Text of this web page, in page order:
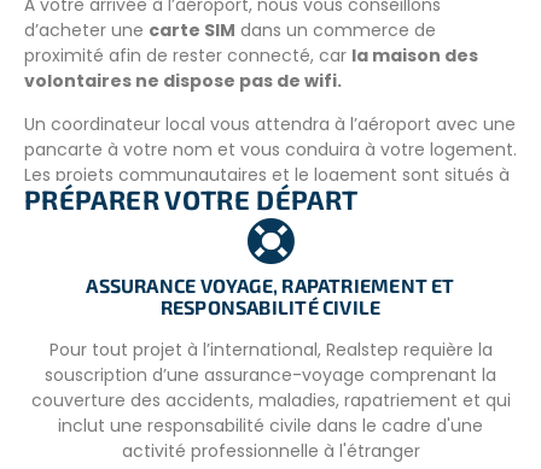
À votre arrivée à l’aéroport, nous vous conseillons
d’acheter une carte SIM dans un commerce de
proximité afin de rester connecté, car la maison des
volontaires ne dispose pas de wifi.
Un coordinateur local vous attendra à l’aéroport avec une
pancarte à votre nom et vous conduira à votre logement.
Les projets communautaires et le logement sont situés à
Stone Town, à environ 30 min de l’aéroport.
Repos le dimanche et cours d’initiation au Swahili dès le
lundi matin avec une visite guidée des environs et une
présentation de l’emploi du temps et du projet. Ce sera
l’occasion de rencontrer l’équipe locale et tous les
volontaires.
Pensez à réaliser votre démarche en ligne pour
l’assurance voyage obligatoireZINC, pour gagner du
temps à l’aéroport.
PRÉPARER VOTRE DÉPART
ASSURANCE VOYAGE, RAPATRIEMENT ET
RESPONSABILITÉ CIVILE
Pour tout projet à l’international, Realstep requière la
souscription d’une assurance-voyage comprenant la
couverture des accidents, maladies, rapatriement et qui
inclut une responsabilité civile dans le cadre d'une
activité professionnelle à l'étranger